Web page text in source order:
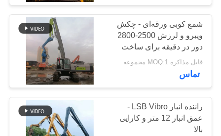
PRIVACY
POLICY
شمع کوبی ورقه‌ای - چکش
ویبرو و لرزش 2500-2800
دور در دقیقه برای ساخت
و ساز سریع
قابل مذاکره MOQ:1 مجموعه
تماس
راننده انبار LSB Vibro -
عمق انبار 12 متر و کارایی
بالا